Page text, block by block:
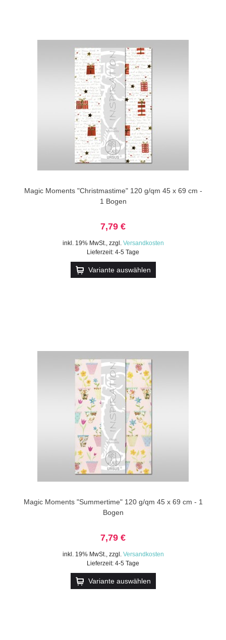
Magic Moments "Christmastime" 120 g/qm 45 x 69 cm -
1 Bogen
7,79 €
inkl. 19% MwSt., zzgl. Versandkosten
Lieferzeit: 4-5 Tage
Variante auswählen
Magic Moments "Summertime" 120 g/qm 45 x 69 cm - 1
Bogen
7,79 €
inkl. 19% MwSt., zzgl. Versandkosten
Lieferzeit: 4-5 Tage
Variante auswählen